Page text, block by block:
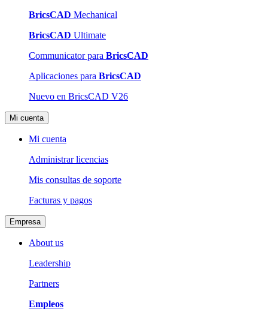
BricsCAD Mechanical
BricsCAD Ultimate
Communicator para BricsCAD
Aplicaciones para BricsCAD
Nuevo en BricsCAD V26
Mi cuenta
Mi cuenta
Administrar licencias
Mis consultas de soporte
Facturas y pagos
Empresa
About us
Leadership
Partners
Empleos